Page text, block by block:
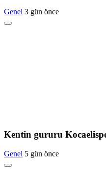
Genel 3 gün önce
Kentin gururu
Genel 5 gün önce